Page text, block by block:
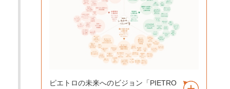
ピエトロの未来へのビジョン「PIETRO